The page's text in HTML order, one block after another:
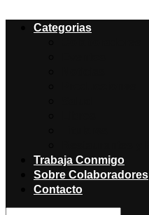
Categorias
Trabaja Conmigo
Sobre Colaboradores
Contacto